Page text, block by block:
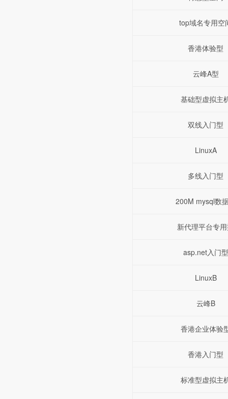
top域名专用空
香港体验型
云峰A型
基础型虚拟主
双线入门型
LinuxA
多线入门型
200M mysql数
新代理平台专
asp.net入门型
LinuxB
云峰B
香港企业体验
香港入门型
标准型虚拟主